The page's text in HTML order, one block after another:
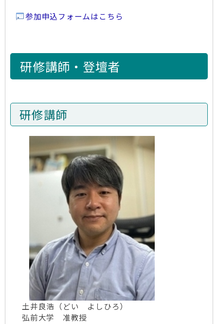
参加申込フォームはこちら
研修講師・登壇者
研修講師
土井良浩（どい よしひろ）
弘前大学 准教授